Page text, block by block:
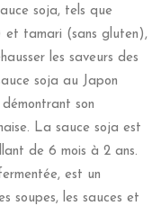
soja, tels que
et tamari (sans gluten),
les saveurs des
soja au Japon
son
La sauce soja est
de 6 mois à 2 ans.
est un
soupes, les sauces et